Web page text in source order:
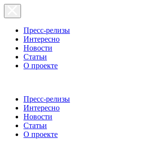
Пресс-релизы
Интересно
Новости
Статьи
О проекте
Пресс-релизы
Интересно
Новости
Статьи
О проекте